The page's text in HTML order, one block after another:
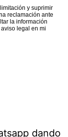
y suprimir
reclamación ante
la información
legal en mi
dando